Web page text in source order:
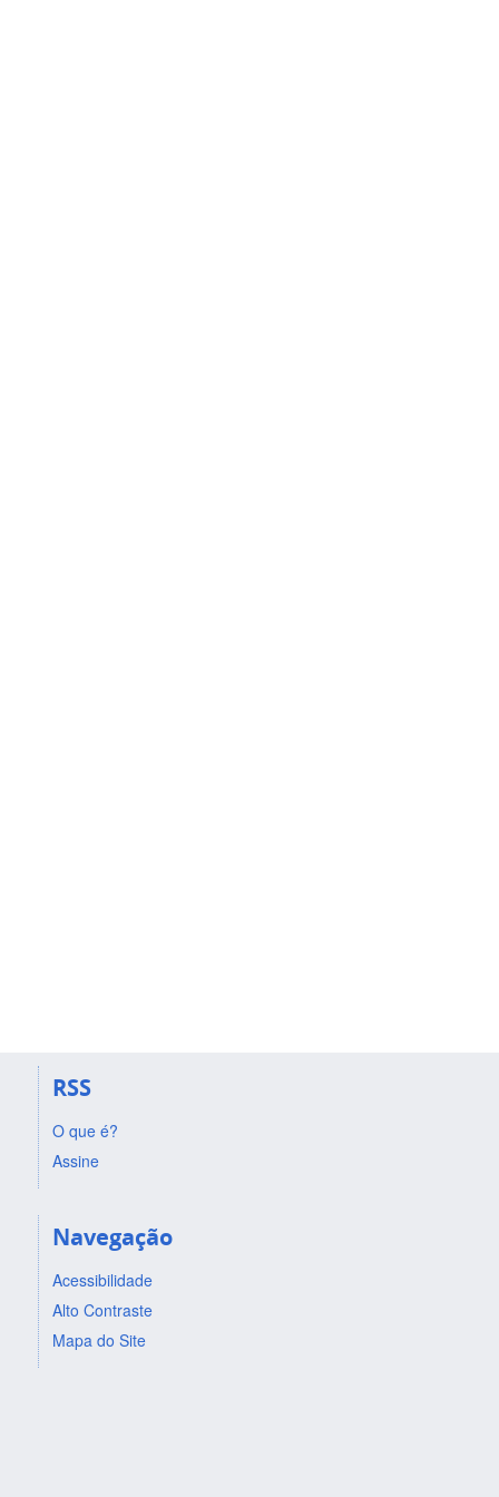
RSS
O que é?
Assine
Navegação
Acessibilidade
Alto Contraste
Mapa do Site